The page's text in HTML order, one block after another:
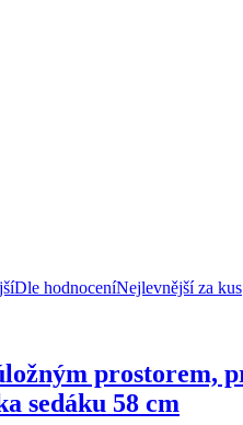
Dle hodnoceníNejlevnější za kus
prostorem,
sedáku 58 cm